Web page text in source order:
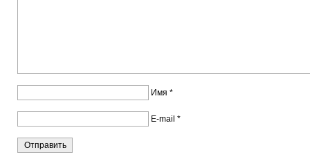
Имя *
E-mail *